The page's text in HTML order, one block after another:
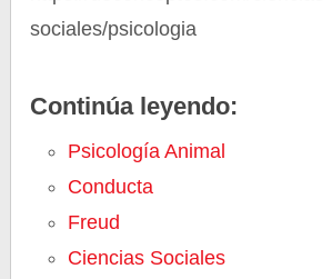
sociales/psicologia
Continúa leyendo:
Psicología Animal
Conducta
Freud
Ciencias Sociales